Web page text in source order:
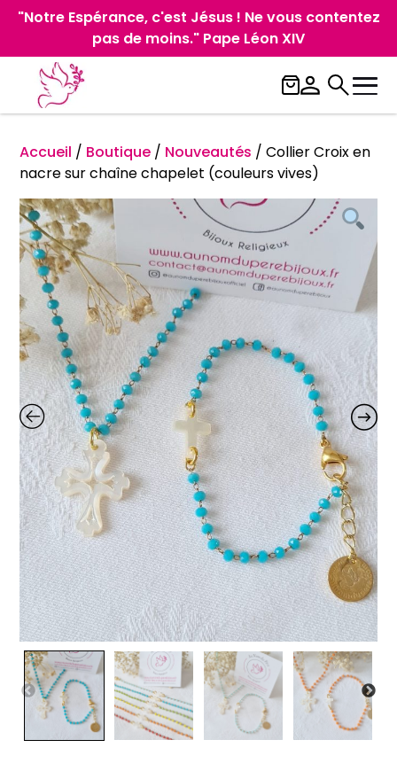
"Notre Espérance, c'est Jésus ! Ne vous contentez
pas de moins." Pape Léon XIV
Accueil / Boutique / Nouveautés /Collier Croix en
nacre sur chaîne chapelet (couleurs vives)